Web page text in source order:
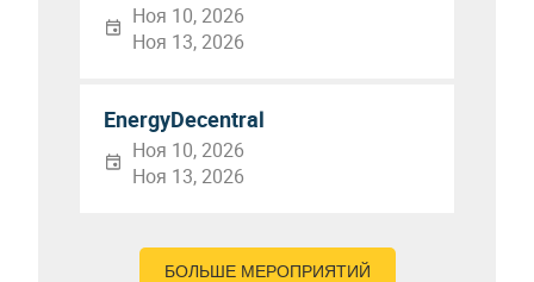
Ноя 10, 2026
Ноя 13, 2026
EnergyDecentral
Ноя 10, 2026
Ноя 13, 2026
БОЛЬШЕ МЕРОПРИЯТИЙ